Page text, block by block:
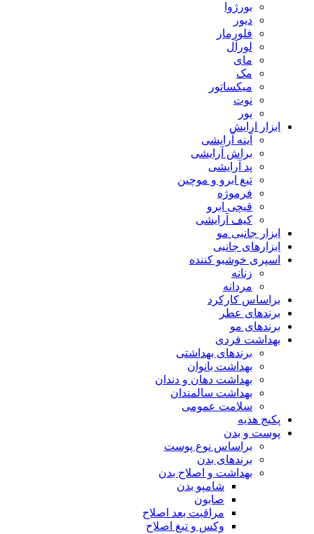
بورژوا
دیور
فلورمار
لورآل
مای
مک
میکساتور
نوت
یور
ابزار ارایش
آینه آرایشی
براش آرایشی
پد آرایشی
تیغ ابرو و موچین
فرموژه
قیچی ابرو
کیف آرایشی
ابزار جانبی مو
ابزارهای جانبی
اسپری خوشبو کننده
زنانه
مردانه
براساس کارکرد
برندهای عطر
برندهای مو
بهداشت فردی
برندهای بهداشتی
بهداشت بانوان
بهداشت دهان و دندان
بهداشت سالمندان
سلامت عمومی
پکیج هدیه
پوست و بدن
براساس نوع پوست
برندهای بدن
بهداشت و اصلاح بدن
شامپو بدن
صابون
مراقبت بعد اصلاح
وکس و تیغ اصلاح